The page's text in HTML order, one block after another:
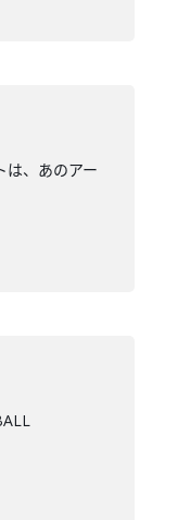
、あのアー